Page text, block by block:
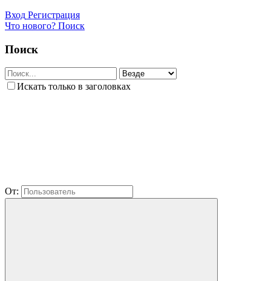
Вход Регистрация
Что нового? Поиск
Поиск
Искать только в заголовках
От: